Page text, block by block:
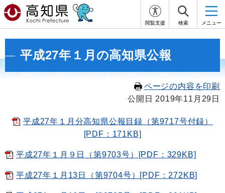
閲覧支援 検索 メニュー
平成27年１月の高知県公報
ページの内容を印刷
公開日 2019年11月29日
平成27年１月分高知県公報目録（第9717号付録）
[PDF：171KB]
平成27年１月９日（第9703号）[PDF：329KB]
平成27年１月13日（第9704号）[PDF：272KB]